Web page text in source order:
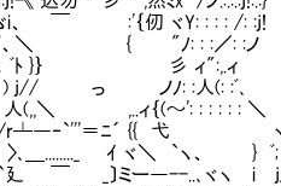
ヾY: : : : /: :j! それが【
＼ { "ﾉ: : :／: :ノ
｝ 彡 ィ":,.ィ 実質的に
ノﾉ: :人(: :ﾞ､
ィ｛(～': : : : : : ＼
＝ﾆ´ {{ 弋
ｲ ヾ＼ `ヽ、 } ﾞ;
_〕ミー―--..､ヾヽ i